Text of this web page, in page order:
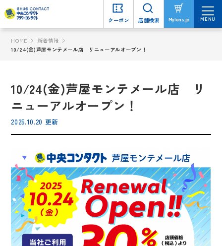
クーポン 店舗検索 Mylens.jp MENU
HOME
新着情報
10/24(金)芦屋モンテメール店 リニューアルオープン！
10/24(金)芦屋モンテメール店 リ
ニューアルオープン！
2025.10.20 更新
クーポン 店舗検索 Mylens.jp MENU